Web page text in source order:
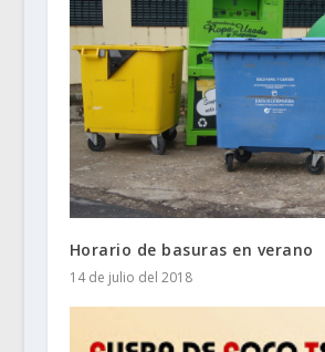
Horario de basuras en verano
14 de julio del 2018